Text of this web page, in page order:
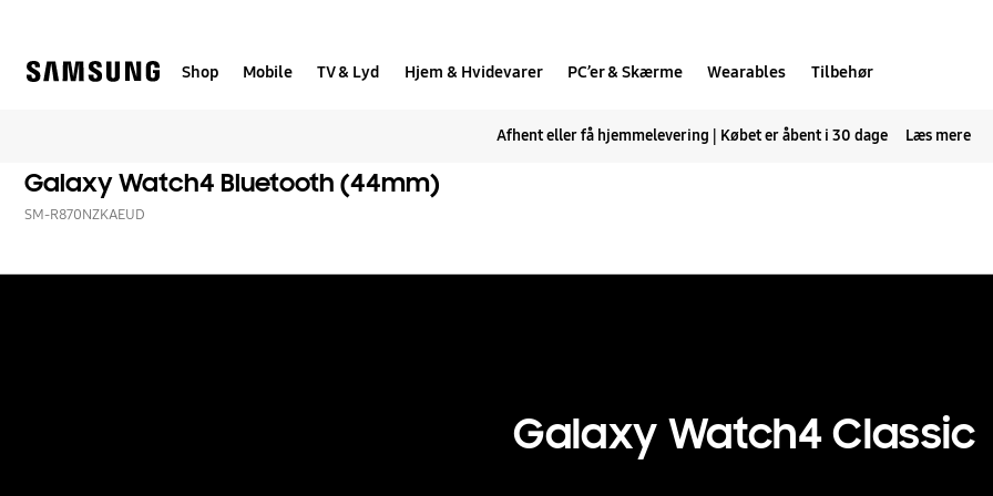
Shop Mobile TV & Lyd Hjem & Hvidevarer PC’er & Skærme Wearables Tilbehør
Afhent eller få hjemmelevering | Købet er åbent i 30 dage Læs mere
Galaxy Watch4 Bluetooth (44mm)
SM-R870NZKAEUD
Galaxy Watch4 Classic